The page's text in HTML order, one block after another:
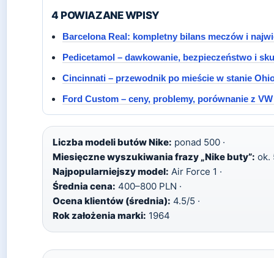
4 POWIAZANE WPISY
Barcelona Real: kompletny bilans meczów i
Pedicetamol – dawkowanie, bezpieczeństwo i
Cincinnati – przewodnik po mieście w stanie
Ford Custom – ceny, problemy, porównanie z
Liczba modeli butów Nike: ponad 500 ·
Miesięczne wyszukiwania frazy „Nike buty”: ok.
Najpopularniejszy model: Air Force 1 ·
Średnia cena: 400–800 PLN ·
Ocena klientów (średnia): 4.5/5 ·
Rok założenia marki: 1964